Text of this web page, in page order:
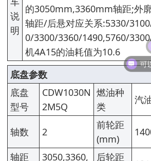
说
明
的3050mm,3360mm轴距;外
轴距/后悬对应关系:5330/
0/3300/3360/1490,5760/
机4A15的油耗值为10.6
底盘参数
底盘
型号
CDW1030N
2M5Q
燃油种
类
汽
轴数 2
前轮距
(mm)
轴距
3050,3360,
后轮距